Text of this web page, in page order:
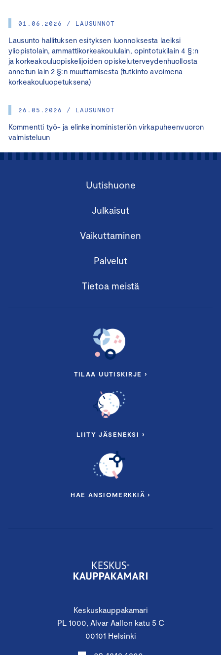
01.06.2026 / LAUSUNNOT
Lausunto hallituksen esityksen luonnoksesta laeiksi
yliopistolain, ammattikorkeakoululain, opintotukilain 4 §:n
ja korkeakouluopiskelijoiden opiskeluterveydenhuollosta
annetun lain 2 §:n muuttamisesta (tutkinto avoimena
korkeakouluopetuksena)
26.05.2026 / LAUSUNNOT
Kommentti työ- ja elinkeinoministeriön virkapuheenvuoron
valmisteluun
Keskuskauppakamari
PL 1000, Alvar Aallon katu 5 C
00101 Helsinki
Uutishuone
Julkaisut
Vaikuttaminen
Palvelut
Tietoa meistä
TILAA UUTISKIRJE ›
LIITY JÄSENEKSI ›
HAE ANSIOMERKKIÄ ›